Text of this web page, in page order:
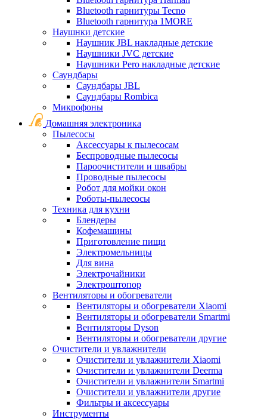
Bluetooth гарнитуры Tecno
Bluetooth гарнитура 1MORE
Наушнки детские
Наушник JBL накладные детские
Наушники JVC детские
Наушники Pero накладные детские
Саундбары
Саундбары JBL
Саундбары Rombica
Микрофоны
Домашняя электроника
Пылесосы
Аксессуары к пылесосам
Беспроводные пылесосы
Пароочистители и швабры
Проводные пылесосы
Робот для мойки окон
Роботы-пылесосы
Техника для кухни
Блендеры
Кофемашины
Приготовление пищи
Электромельницы
Для вина
Электрочайники
Электроштопор
Вентиляторы и обогреватели
Вентиляторы и обогреватели Xiaomi
Вентиляторы и обогреватели Smartmi
Вентиляторы Dyson
Вентиляторы и обогреватели другие
Очистители и увлажнители
Очистители и увлажнители Xiaomi
Очистители и увлажнители Deerma
Очистители и увлажнители Smartmi
Очистители и увлажнители другие
Фильтры и аксессуары
Инструменты